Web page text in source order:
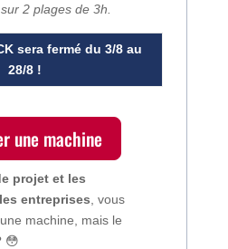
2 plages de 3h.
sera fermé du 3/8 au
28/8 !
une machine
projet et les
entreprises , vous
machine, mais le
😳